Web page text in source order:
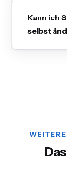
Kann ich
selbst